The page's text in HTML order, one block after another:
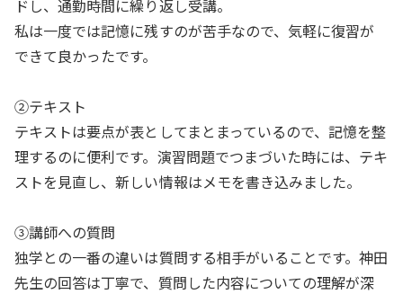
ドし、通勤時間に繰り返し受講。
私は一度では記憶に残すのが苦手なので、気軽に復習が
できて良かったです。
②テキスト
テキストは要点が表としてまとまっているので、記憶を整
理するのに便利です。演習問題でつまづいた時には、テキ
ストを見直し、新しい情報はメモを書き込みました。
③講師への質問
独学との一番の違いは質問する相手がいることです。神田
先生の回答は丁寧で、質問した内容についての理解が深